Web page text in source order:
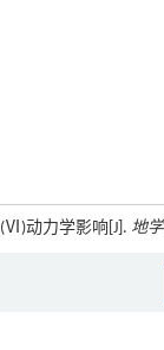
动力学影响[J]. 地